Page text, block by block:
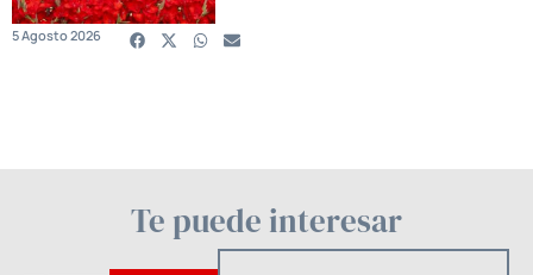
5 Agosto 2026
Te puede interesar